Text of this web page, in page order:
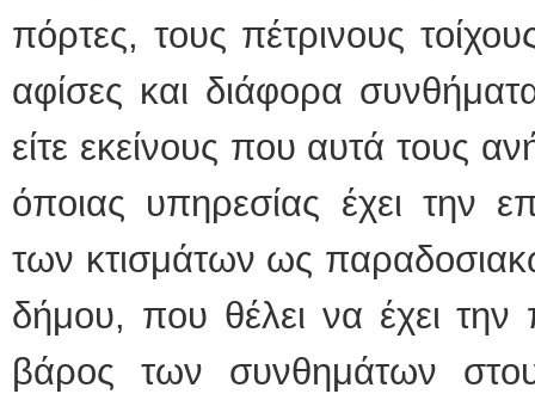
πόρτες, τους πέτρινους
αφίσες και διάφορα
είτε εκείνους που αυτά τους
όποιας υπηρεσίας έχει την
των κτισμάτων ως
δήμου, που θέλει να έχει
βάρος των συνθημάτων